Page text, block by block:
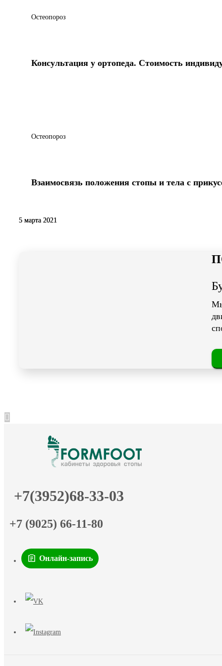
Остеопороз
Консультация у ортопеда. Стоимость
5 марта 2021
Остеопороз
Взаимосвязь положения стопы и тела с
5 марта 2021
+7(3952)68-33-03
+7 (9025) 66-11-80
Онлайн-запись